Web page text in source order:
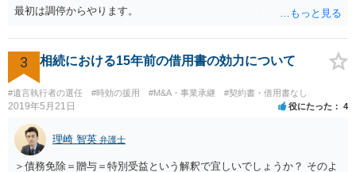
最初は調停からやります。
3 相続における15年前の借用書の効力について
#遺言執行者の選任 #時効の援用 #M&A・事業承継 #契約書・借用書なし
2019年5月21日 役にたった 4
理崎 智英 弁護士
＞債務免除＝贈与＝特別受益という解釈で宜しいでしょうか？ そのよ